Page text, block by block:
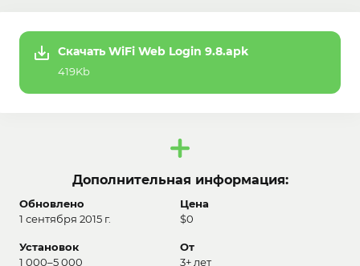
Скачать WiFi Web Login 9.8.apk
419Kb
Дополнительная информация:
Обновлено
1 сентября 2015 г.
Цена
$0
Установок
1 000–5 000
От
3+ лет